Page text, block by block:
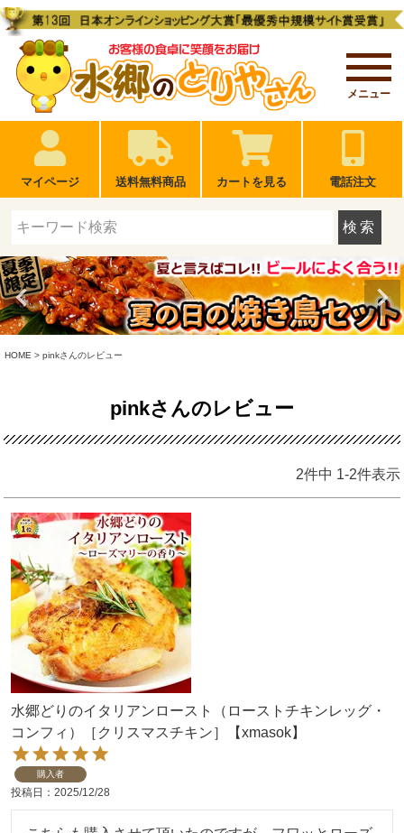
メニュー
マイページ 送料無料商品 カートを見る 電話注文
検索
HOME pinkさんのレビュー
pinkさんのレビュー
2件中 1-2件表示
水郷どりのイタリアンロースト（ローストチキンレッグ・
コンフィ）［クリスマスチキン］【xmasok】
購入者
投稿日 2025/12/28